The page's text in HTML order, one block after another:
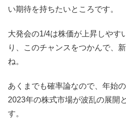
い期待を持ちたいところです。
大発会の1/4は株価が上昇しやす
り、このチャンスをつかんで、
ね。
あくまでも確率論なので、年始
2023年の株式市場が波乱の展開
す。